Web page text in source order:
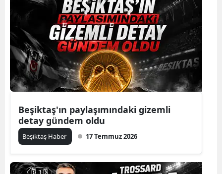
Beşiktaş'ın paylaşımındaki gizemli
detay gündem oldu
Beşiktaş Haber 17 Temmuz 2026